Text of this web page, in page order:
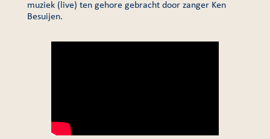
muziek (live) ten gehore gebracht door zanger Ken
Besuijen.